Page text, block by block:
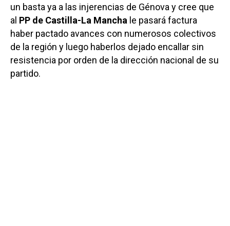
un basta ya a las injerencias de Génova y cree que
al PP de Castilla-La Mancha le pasará factura
haber pactado avances con numerosos colectivos
de la región y luego haberlos dejado encallar sin
resistencia por orden de la dirección nacional de su
partido.